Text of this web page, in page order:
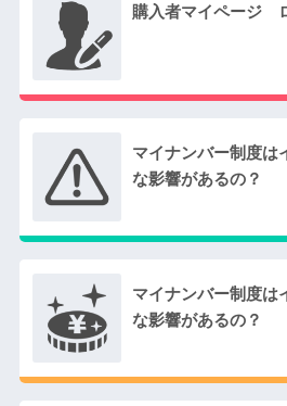
購入者マイページ
マイナンバー制度は
な影響があるの？
マイナンバー制度は
な影響があるの？